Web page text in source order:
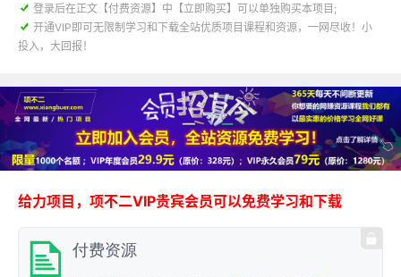
 登录后在正文【付费资源】中【立即购买】可以单独购买本项目;
 开通VIP即可无限制学习和下载全站优质项目课程和资源，一网尽收！小
投入，大回报！
给力项目，项不二VIP贵宾会员可以免费学习和下载
付费资源